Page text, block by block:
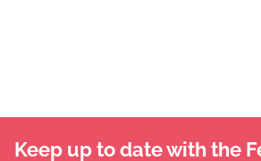
Keep up to date with the